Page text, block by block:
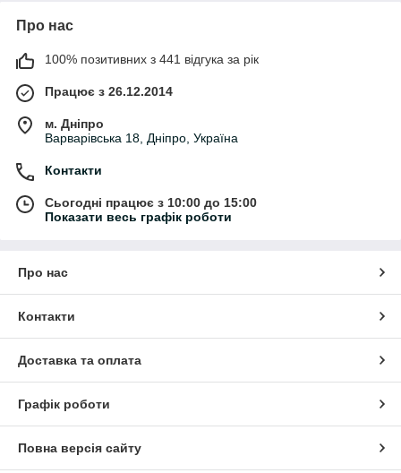
Про нас
100% позитивних з 441 відгука за рік
Працює з 26.12.2014
м. Дніпро
Варварівська 18, Дніпро, Україна
Контакти
Сьогодні працює з 10:00 до 15:00
Показати весь графік роботи
Про нас
Контакти
Доставка та оплата
Графік роботи
Повна версія сайту